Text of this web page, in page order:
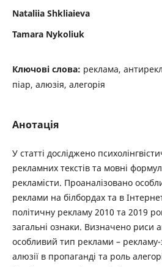
Nataliia Shkliaieva
Tamara Nykoliuk
Ключові слова: реклама,
піар, алюзія, алегорія
Анотація
У статті досліджено
рекламних текстів та мовні
рекламісти. Проаналізовано
реклами на білбордах та в
політичну рекламу 2010 та 2019
загальні ознаки. Визначено риси
особливий тип реклами – рекламу-
алюзії в пропаганді та роль